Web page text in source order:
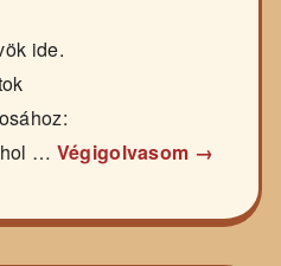
ide.
… Végigolvasom →